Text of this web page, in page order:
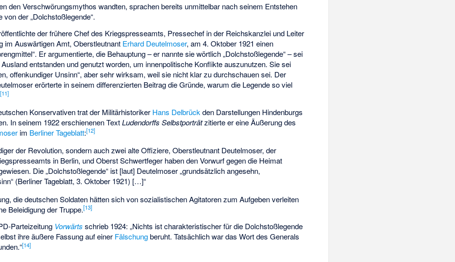
den Verschwörungsmythos wandten, sprachen bereits unmittelbar nach seinem Entstehen
der „Dolchstoßlegende“.
der frühere Chef des Kriegspresseamts, Pressechef in der Reichskanzlei und Leiter
im Auswärtigen Amt, Oberstleutnant Erhard Deutelmoser, am 4. Oktober 1921 einen
Er argumentierte, die Behauptung – er nannte sie wörtlich „Dolchstoßlegende“ – sei
entstanden und genutzt worden, um innenpolitische Konflikte auszunutzen. Sie sei
offenkundiger Unsinn“, aber sehr wirksam, weil sie nicht klar zu durchschauen sei. Der
erörterte in seinem differenzierten Beitrag die Gründe, warum die Legende so viel
[11]
Konservativen trat der Militärhistoriker Hans Delbrück den Darstellungen Hindenburgs
In seinem 1922 erschienenen TextLudendorffs Selbstporträtzitierte er eine Äußerung des
im Berliner Tageblatt:[12]
der Revolution, sondern auch zwei alte Offiziere, Oberstleutnant Deutelmoser, der
in Berlin, und Oberst Schwertfeger haben den Vorwurf gegen die Heimat
Die „Dolchstoßlegende“ ist [laut] Deutelmoser „grundsätzlich angesehn,
(Berliner Tageblatt, 3. Oktober 1921) […]“
die deutschen Soldaten hätten sich von sozialistischen Agitatoren zum Aufgeben verleiten
Beleidigung der Truppe.[13]
Parteizeitung Vorwärts schrieb 1924: „Nichts ist charakteristischer für die Dolchstoßlegende
ihre äußere Fassung auf einer Fälschungberuht. Tatsächlich war das Wort des Generals
[14]